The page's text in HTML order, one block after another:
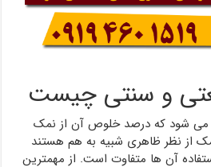
و سنتی چیست
می شود که درصد خلوص آن از نمک
از نظر ظاهری شبیه به هم هستند
آن ها متفاوت است. از مهمترین